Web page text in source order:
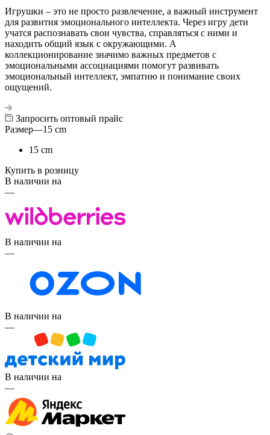
Игрушки – это не просто развлечение, а важный инструмент
для развития эмоционального интеллекта. Через игру дети
учатся распознавать свои чувства, справляться с ними и
находить общий язык с окружающими. А
коллекционирование значимо важных предметов с
эмоциональными ассоциациями помогут развивать
эмоциональный интеллект, эмпатию и понимание своих
ощущений.
Запросить оптовый прайс
Размер—15 cm
15 cm
Купить в розницу
В наличии на
—
В наличии на
—
В наличии на
—
В наличии на
—